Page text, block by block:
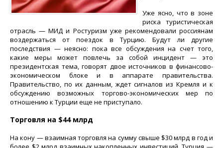
Уже ясно, что в зоне
риска туристическая
отрасль — МИД и Ростуризм уже рекомендовали россиянам
воздержаться от поездок в Турцию. Будут ли другие
последствия — неясно: пока все обсуждения на счет того,
какие меры может повлечь за собой инцидент — это
президентская тема, говорят двое источников в финансово-
экономическом блоке и в аппарате правительства.
Правительство, по их данным, ждет сигналов из Кремля и к
обсуждению возможных торгово-экономических мер по
отношению к Турции еще не приступало.
Торговля на $44 млрд
На кону — взаимная торговля на сумму свыше $30 млрд в год и